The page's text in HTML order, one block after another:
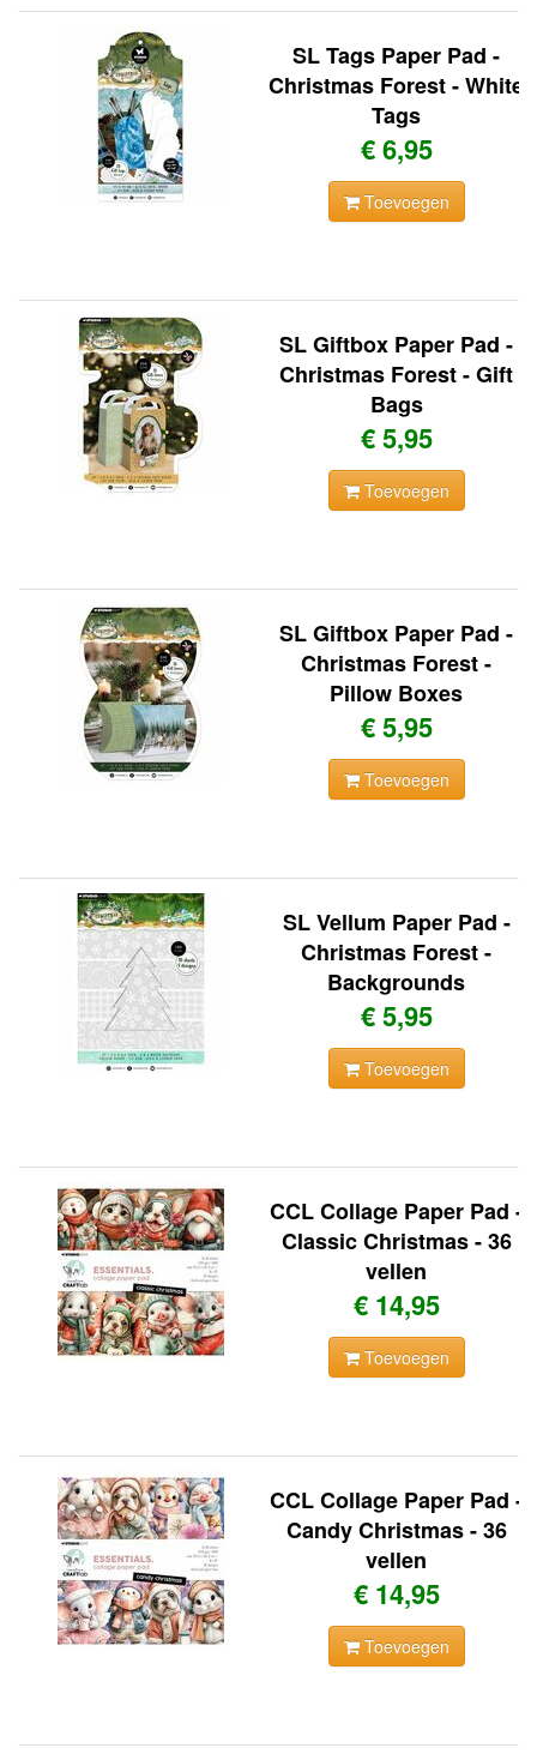
SL Tags Paper Pad -
Christmas Forest - White
Tags
€ 6,95
Toevoegen
SL Giftbox Paper Pad -
Christmas Forest - Gift
Bags
€ 5,95
Toevoegen
SL Giftbox Paper Pad -
Christmas Forest -
Pillow Boxes
€ 5,95
Toevoegen
SL Vellum Paper Pad -
Christmas Forest -
Backgrounds
€ 5,95
Toevoegen
CCL Collage Paper Pad -
Classic Christmas - 36
vellen
€ 14,95
Toevoegen
CCL Collage Paper Pad -
Candy Christmas - 36
vellen
€ 14,95
Toevoegen